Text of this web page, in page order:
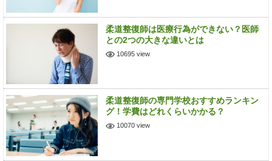
柔道整復師は医療行為ができない？医師
との2つの大きな違いとは
10695 view
柔道整復師の専門学校おすすめランキン
グ！学費はどれくらいかかる？
10070 view